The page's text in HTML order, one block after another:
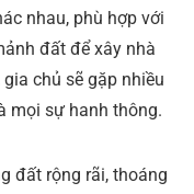
nhau, phù hợp với
đất để xây nhà
chủ sẽ gặp nhiều
mọi sự hanh thông.
đất rộng rãi, thoáng